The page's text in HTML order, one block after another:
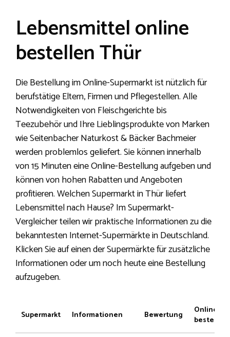
Lebensmittel online
bestellen Thür
Die Bestellung im Online-Supermarkt ist nützlich für
berufstätige Eltern, Firmen und Pflegestellen. Alle
Notwendigkeiten von Fleischgerichte bis
Teezubehör und Ihre Lieblingsprodukte von Marken
wie Seitenbacher Naturkost & Bäcker Bachmeier
werden problemlos geliefert. Sie können innerhalb
von 15 Minuten eine Online-Bestellung aufgeben und
können von hohen Rabatten und Angeboten
profitieren. Welchen Supermarkt in Thür liefert
Lebensmittel nach Hause? Im Supermarkt-
Vergleicher teilen wir praktische Informationen zu die
bekanntesten Internet-Supermärkte in Deutschland.
Klicken Sie auf einen der Supermärkte für zusätzliche
Informationen oder um noch heute eine Bestellung
aufzugeben.
Supermarkt Informationen Bewertung
Online
bestellen